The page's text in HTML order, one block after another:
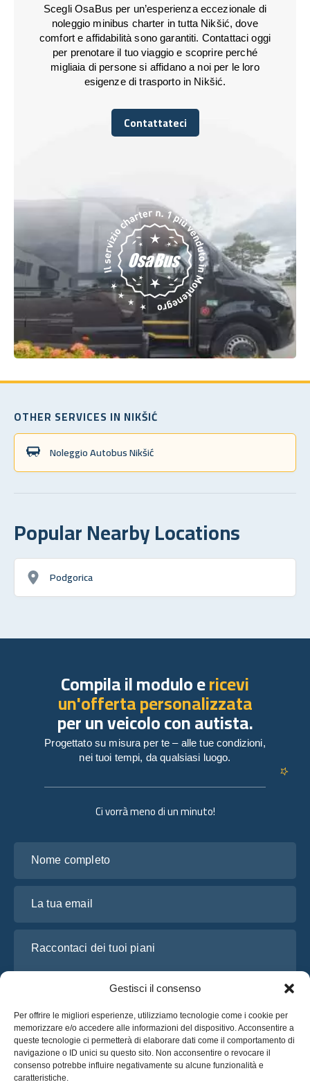
Gestisci il consenso
Per offrire le migliori esperienze, utilizziamo tecnologie come i cookie per
memorizzare e/o accedere alle informazioni del dispositivo. Acconsentire a
queste tecnologie ci permetterà di elaborare dati come il comportamento di
navigazione o ID unici su questo sito. Non acconsentire o revocare il
consenso potrebbe influire negativamente su alcune funzionalità e
caratteristiche.
Scegli OsaBus per un’esperienza eccezionale di
noleggio minibus charter in tutta Nikšić, dove
comfort e affidabilità sono garantiti. Contattaci oggi
per prenotare il tuo viaggio e scoprire perché
migliaia di persone si affidano a noi per le loro
esigenze di trasporto in Nikšić.
Contattateci
Contattateci
OTHER SERVICES IN NIKŠIĆ
Noleggio Autobus Nikšić
Popular Nearby Locations
Podgorica
Ci vorrà meno di un minuto!
Ho letto e accetto l’
Compila il modulo ericevi
un'offerta personalizzata
per un veicolo con autista.
Progettato su misura per te – alle tue condizioni,
nei tuoi tempi, da qualsiasi luogo.